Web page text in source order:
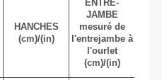
HANCHES
(cm)/(in)
ENTRE-
JAMBE
mesuré de
l'entrejambe à
l'ourlet
(cm)/(in)